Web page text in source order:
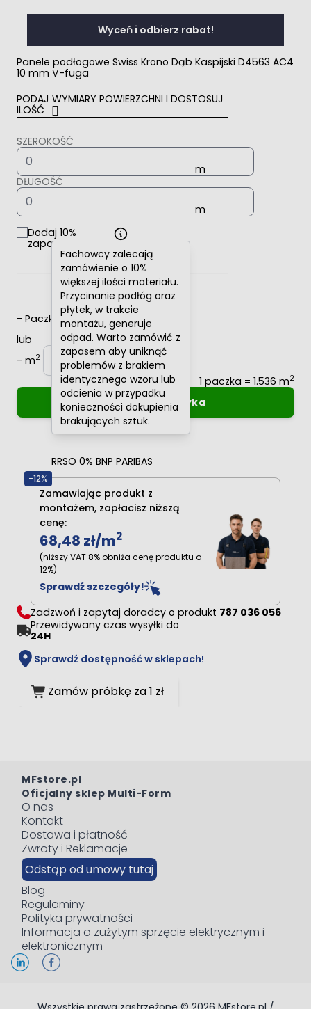
Wyceń i odbierz rabat!
Panele podłogowe Swiss Krono Dąb Kaspijski D4563 AC4
10 mm V-fuga
PODAJ WYMIARY POWIERZCHNI I DOSTOSUJ
ILOŚĆ
SZEROKOŚĆ
DŁUGOŚĆ
Dodaj 10%
zapasu
Fachowcy zalecają
zamówienie o 10%
większej ilości materiału.
Przycinanie podłóg oraz
płytek, w trakcie
montażu, generuje
odpad. Warto zamówić z
zapasem aby uniknąć
problemów z brakiem
identycznego wzoru lub
odcienia w przypadku
konieczności dokupienia
brakujących sztuk.
- Paczki
+
lub
- m2
+
1 paczka = 1.536 m2
Dodaj do koszyka
Oblicz raty0%
RRSO 0% BNP PARIBAS
-12%
Zamawiając produkt z
montażem, zapłacisz niższą
cenę:
68,48 zł/m2
(niższy VAT 8% obniża cenę produktu o
12%)
Sprawdź szczegóły!
Zadzwoń i zapytaj doradcy o produkt 787 036 056
Przewidywany czas wysyłki do
24H
Sprawdź dostępność w sklepach!
Zamów próbkę za 1 zł
MFstore.pl
Oficjalny sklep Multi-Form
O nas
Kontakt
Dostawa i płatność
Zwroty i Reklamacje
Odstąp od umowy tutaj
Blog
Regulaminy
Polityka prywatności
Informacja o zużytym sprzęcie elektrycznym i
elektronicznym